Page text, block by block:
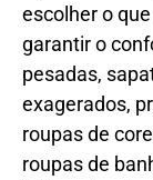
escolher o
garantir o
pesadas,
exagerados,
roupas de
roupas de